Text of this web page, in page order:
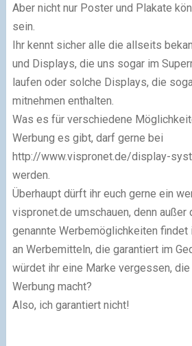
Aber nicht nur Poster und Plakate
sein.
Ihr kennt sicher alle die allseits
und Displays, die uns sogar im
laufen oder solche Displays, die
mitnehmen enthalten.
Was es für verschiedene
Werbung es gibt, darf gerne bei
http://www.vispronet.de/display-
werden.
Überhaupt dürft ihr euch gerne ein
vispronet.de umschauen, denn außer
genannte Werbemöglichkeiten findet
an Werbemitteln, die garantiert im
würdet ihr eine Marke vergessen,
Werbung macht?
Also, ich garantiert nicht!